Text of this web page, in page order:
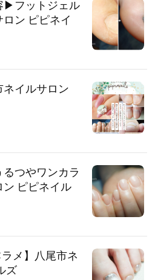
▶フットジェル
ン ピピネイ
ネイルサロン
つやワンカラ
ピピネイル
メ】八尾市ネ
ズ